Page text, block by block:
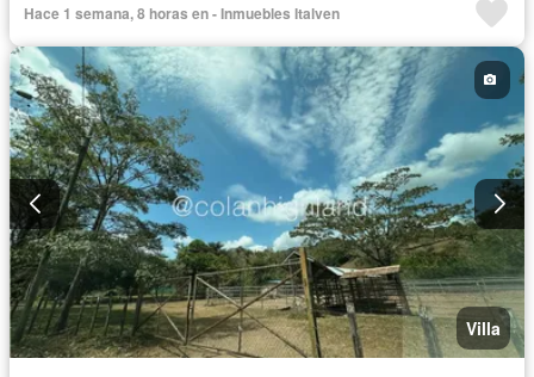
Hace 1 semana, 8 horas en - Inmuebles Italven
Villa